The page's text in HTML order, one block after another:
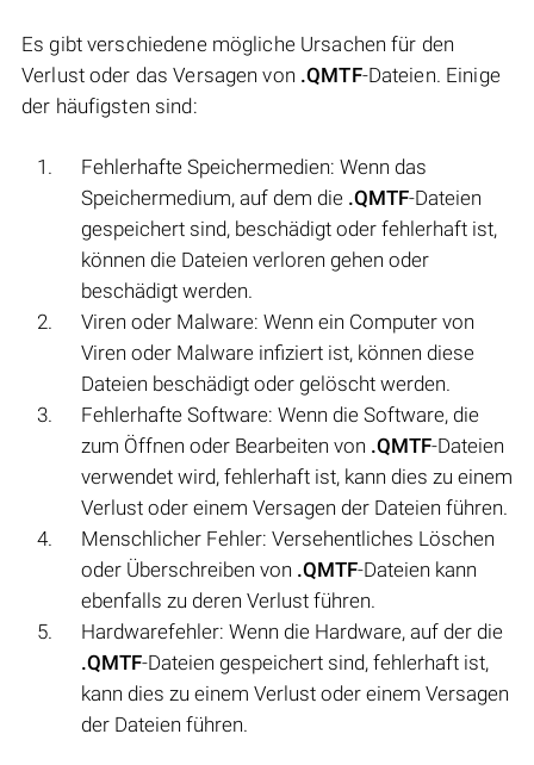
Es gibt verschiedene mögliche Ursachen für den
Verlust oder das Versagen von .QMTF-Dateien. Einige
der häufigsten sind:
Fehlerhafte Speichermedien: Wenn das
Speichermedium, auf dem die .QMTF-Dateien
gespeichert sind, beschädigt oder fehlerhaft ist,
können die Dateien verloren gehen oder
beschädigt werden.
Viren oder Malware: Wenn ein Computer von
Viren oder Malware infiziert ist, können diese
Dateien beschädigt oder gelöscht werden.
Fehlerhafte Software: Wenn die Software, die
zum Öffnen oder Bearbeiten von .QMTF-Dateien
verwendet wird, fehlerhaft ist, kann dies zu einem
Verlust oder einem Versagen der Dateien führen.
Menschlicher Fehler: Versehentliches Löschen
oder Überschreiben von .QMTF-Dateien kann
ebenfalls zu deren Verlust führen.
Hardwarefehler: Wenn die Hardware, auf der die
.QMTF-Dateien gespeichert sind, fehlerhaft ist,
kann dies zu einem Verlust oder einem Versagen
der Dateien führen.